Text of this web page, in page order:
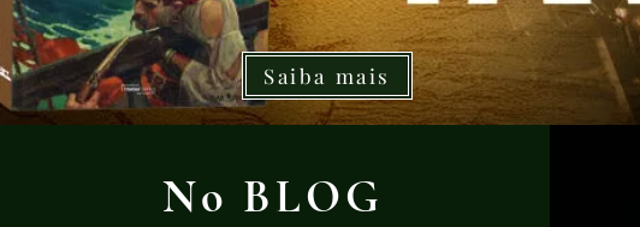
Saiba mais
No BLOG